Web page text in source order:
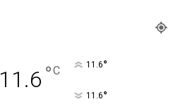
11.6 °C 11.6°
11.6°